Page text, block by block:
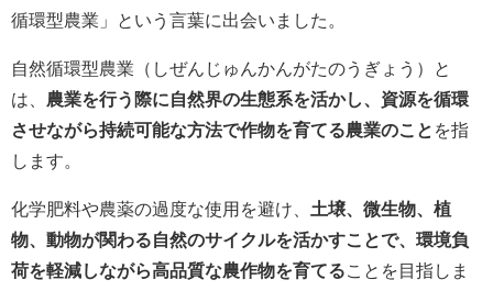
循環型農業」という言葉に出会いました。
自然循環型農業（しぜんじゅんかんがたのうぎょう）と
は、
農業を行う際に自然界の生態系を活かし、資源を循環
させながら持続可能な方法で作物を育てる農業のこと を指
します。
化学肥料や農薬の過度な使用を避け、 土壌、微生物、植
物、動物が関わる自然のサイクルを活かすことで、環境負
荷を軽減しながら高品質な農作物を育てる ことを目指しま